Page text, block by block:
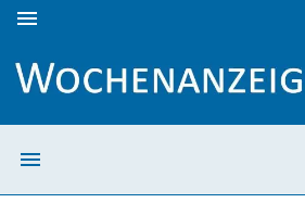
menu
menu